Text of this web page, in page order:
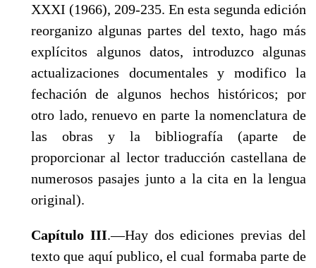
XXXI (1966), 209-235. En esta segunda edición
reorganizo algunas partes del texto, hago más
explícitos algunos datos, introduzco algunas
actualizaciones documentales y modifico la
fechación de algunos hechos históricos; por
otro lado, renuevo en parte la nomenclatura de
las obras y la biblio­grafía (aparte de
proporcionar al lector traducción castellana de
numerosos pasajes junto a la cita en la lengua
original).
Capítulo III.—Hay dos ediciones previas del
texto que aquí publico, el cual formaba parte de